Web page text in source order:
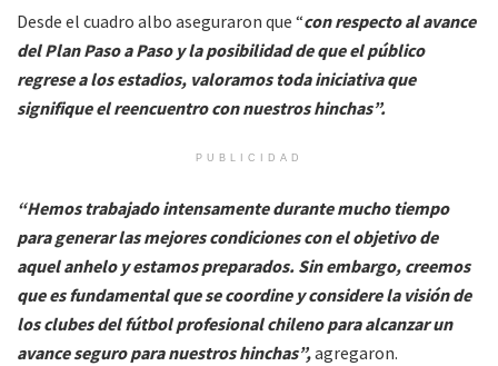
Desde el cuadro albo aseguraron que “con respecto al avance
del Plan Paso a Paso y la posibilidad de que el público
regrese a los estadios, valoramos toda iniciativa que
signifique el reencuentro con nuestros hinchas”.
PUBLICIDAD
“Hemos trabajado intensamente durante mucho tiempo
para generar las mejores condiciones con el objetivo de
aquel anhelo y estamos preparados. Sin embargo, creemos
que es fundamental que se coordine y considere la visión de
los clubes del fútbol profesional chileno para alcanzar un
avance seguro para nuestros hinchas”,agregaron.